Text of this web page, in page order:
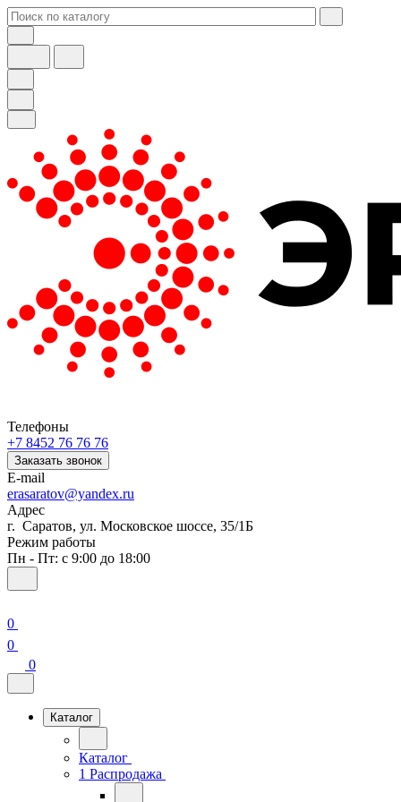
Телефоны
+7 8452 76 76 76
Заказать звонок
E-mail
erasaratov@yandex.ru
Адрес
г. Саратов, ул. Московское шоссе, 35/1Б
Режим работы
Пн - Пт: с 9:00 до 18:00
0
0
0
Каталог
Каталог
1 Распродажа